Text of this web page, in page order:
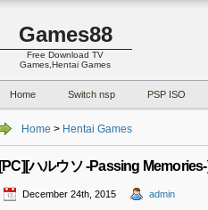
Games88
Free Download TV
Games,Hentai Games
Home Switch nsp PSP ISO
Home > Hentai Games
[PC][ハルウソ -Passing
December 24th, 2015 admin